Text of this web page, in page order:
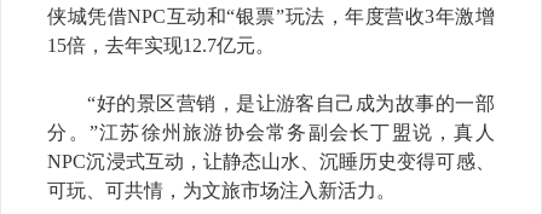
侠城凭借NPC互动和“银票”玩法，年度营收3年激增
15倍，去年实现12.7亿元。
“好的景区营销，是让游客自己成为故事的一部
分。”江苏徐州旅游协会常务副会长丁盟说，真人
NPC沉浸式互动，让静态山水、沉睡历史变得可感、
可玩、可共情，为文旅市场注入新活力。